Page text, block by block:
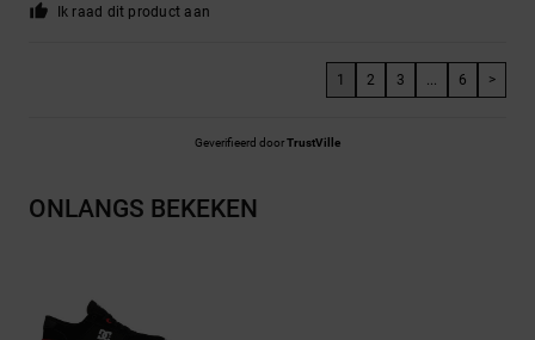
Ik raad dit product aan
1 2 3 ... 6 >
Geverifieerd doorTrustVille
ONLANGS BEKEKEN